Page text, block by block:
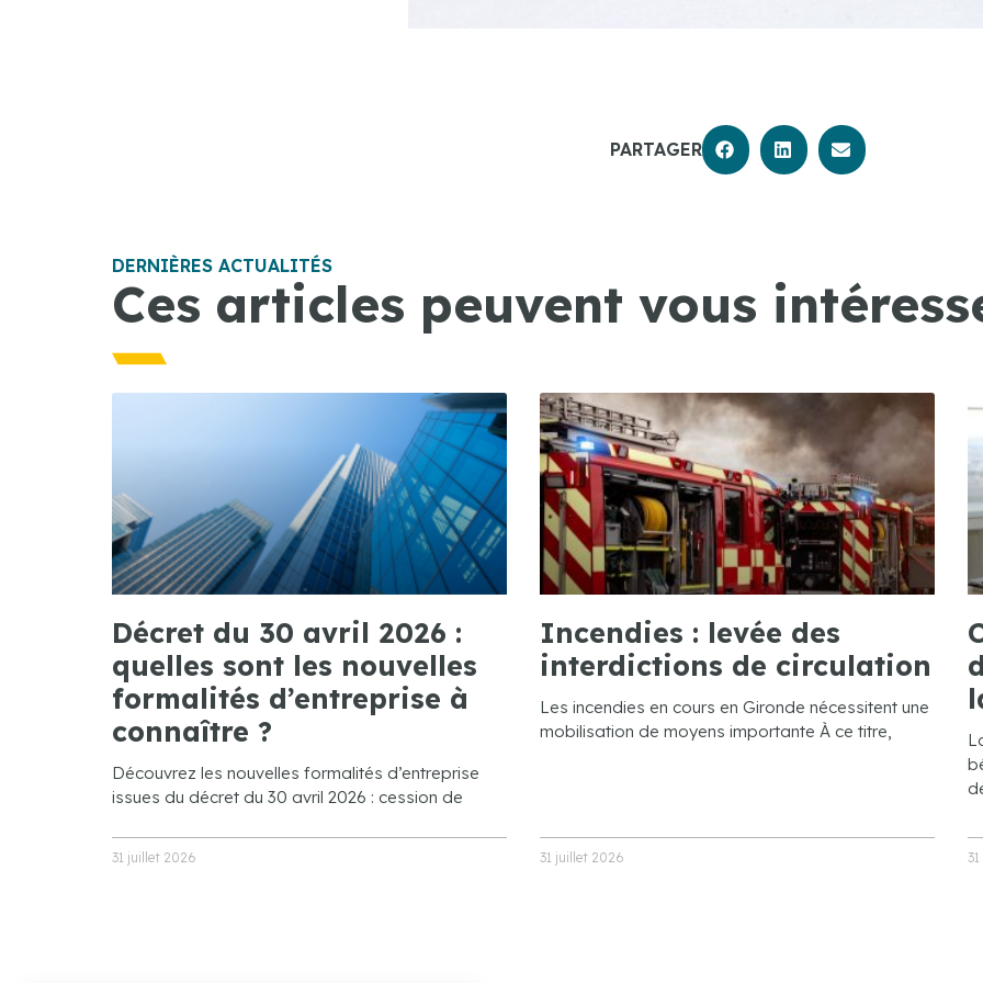
PARTAGER
DERNIÈRES ACTUALITÉS
Ces articles peuvent vous
Décret du 30 avril 2026 :
quelles sont les nouvelles
formalités d’entreprise à
connaître ?
Découvrez les nouvelles formalités d’entreprise
issues du décret du 30 avril 2026 : cession de
31 juillet 2026
Incendies : levée des
interdictions de circulation
Les incendies en cours en Gironde nécessitent une
mobilisation de moyens importante À ce titre,
31 juillet 2026